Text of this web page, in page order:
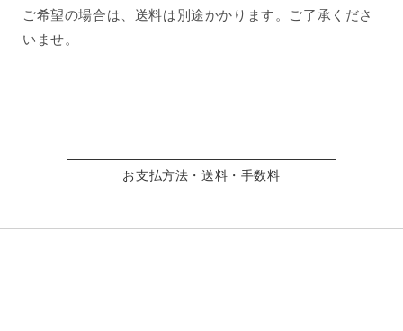
ご希望の場合は、送料は別途かかります。ご了承くださ
いませ。
お支払方法・送料・手数料